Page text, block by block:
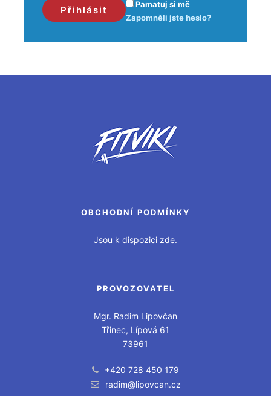
Pamatuj si mě
Zapomněli jste heslo?
OBCHODNÍ PODMÍNKY
Jsou k dispozici zde.
PROVOZOVATEL
Mgr. Radim Lipovčan
Třinec, Lípová 61
73961
+420 728 450 179
radim@lipovcan.cz